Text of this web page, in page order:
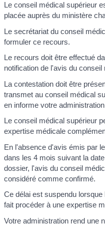
Le conseil médical supérieur
placée auprès du ministère
Le secrétariat du conseil
formuler ce recours.
Le recours doit être effectué
notification de l'avis du conseil
La contestation doit être
transmet au conseil médical
en informe votre administration
Le conseil médical supérieur
expertise médicale
En l'absence d'avis émis par
dans les 4 mois suivant la
dossier, l'avis du conseil
considéré comme confirmé.
Ce délai est suspendu
fait procéder à une expertise
Votre administration rend une